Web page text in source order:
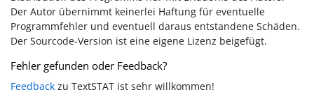
Der Autor übernimmt keinerlei Haftung für eventuelle
Programmfehler und eventuell daraus entstandene Schäden.
Der Sourcode-Version ist eine eigene Lizenz beigefügt.
Fehler gefunden oder Feedback?
Feedback zu TextSTAT ist sehr willkommen!